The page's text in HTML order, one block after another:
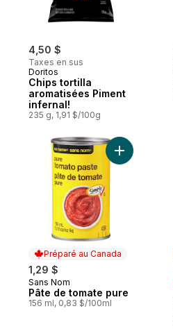
4,50 $
Taxes en sus
Doritos
Chips tortilla
aromatisées Piment
infernal!
235 g, 1,91 $/100g
Préparé au Canada
1,29 $
Préparé au Canada
Sans Nom
Pâte de tomate pure
156 ml, 0,83 $/100ml
Ajouter